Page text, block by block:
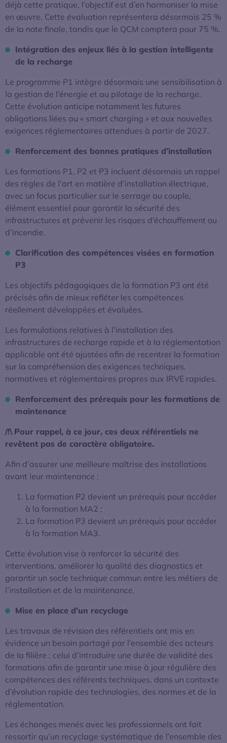
déjà cette pratique, l’objectif est d’en harmoniser la mise
en œuvre. Cette évaluation représentera désormais 25 %
de la note finale, tandis que le QCM comptera pour 75 %.
Intégration des enjeux liés à la gestion intelligente
de la recharge
Le programme P1 intègre désormais une sensibilisation à
la gestion de l’énergie et au pilotage de la recharge.
Cette évolution anticipe notamment les futures
obligations liées au « smart charging » et aux nouvelles
exigences réglementaires attendues à partir de 2027.
Renforcement des bonnes pratiques d’installation
Les formations P1, P2 et P3 incluent désormais un rappel
des règles de l’art en matière d’installation électrique,
avec un focus particulier sur le serrage au couple,
élément essentiel pour garantir la sécurité des
infrastructures et prévenir les risques d’échauffement ou
d’incendie.
Clarification des compétences visées en formation
P3
Les objectifs pédagogiques de la formation P3 ont été
précisés afin de mieux refléter les compétences
réellement développées et évaluées.
Les formulations relatives à l’installation des
infrastructures de recharge rapide et à la réglementation
applicable ont été ajustées afin de recentrer la formation
sur la compréhension des exigences techniques,
normatives et réglementaires propres aux IRVE rapides.
Renforcement des prérequis pour les formations de
maintenance
/!\ Pour rappel, à ce jour, ces deux référentiels ne
revêtent pas de caractère obligatoire.
Afin d’assurer une meilleure maîtrise des installations
avant leur maintenance :
La formation P2 devient un prérequis pour accéder
à la formation MA2 ;
La formation P3 devient un prérequis pour accéder
à la formation MA3.
Cette évolution vise à renforcer la sécurité des
interventions, améliorer la qualité des diagnostics et
garantir un socle technique commun entre les métiers de
l’installation et de la maintenance.
Mise en place d’un recyclage
Les travaux de révision des référentiels ont mis en
évidence un besoin partagé par l’ensemble des acteurs
de la filière : celui d’introduire une durée de validité des
formations afin de garantir une mise à jour régulière des
compétences des référents techniques, dans un contexte
d’évolution rapide des technologies, des normes et de la
réglementation.
Les échanges menés avec les professionnels ont fait
ressortir qu’un recyclage systématique de l’ensemble des